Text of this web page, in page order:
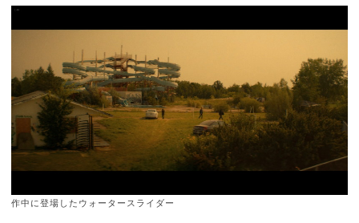
作中に登場したウォータースライダー